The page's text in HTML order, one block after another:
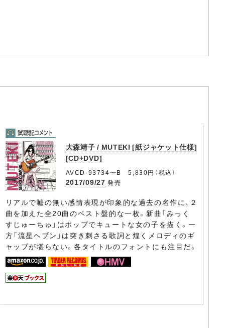
大森靖子 / MUTEKI [紙ジャケット仕様]
[CD+DVD]
AVCD-93734〜B 5,830円（税込）
2017/09/27 発売
リアルで嘘の無い感情表現が印象的な過去の名作に、２
曲を加えた全20曲のベスト盤的な一枚。新曲「みっく
すじゅーちゅ」はポップでキュートな女の子を描く。一
方「流星ヘブン」は突き刺さる歌詞と煌くメロディのギ
ャップが堪らない。各タイトルのフォントにも注目だ。